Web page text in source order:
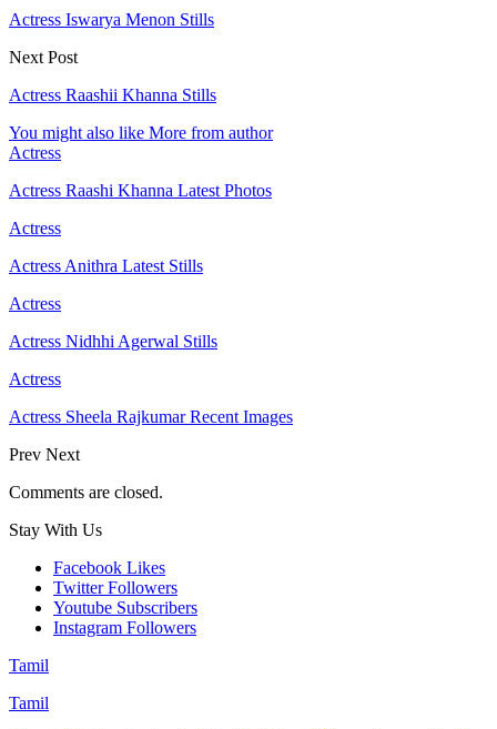
Actress Iswarya Menon Stills
Next Post
Actress Raashii Khanna Stills
You might also like More from author
Actress
Actress Raashi Khanna Latest Photos
Actress
Actress Anithra Latest Stills
Actress
Actress Nidhhi Agerwal Stills
Actress
Actress Sheela Rajkumar Recent Images
Prev Next
Comments are closed.
Stay With Us
Facebook Likes
Twitter Followers
Youtube Subscribers
Instagram Followers
Tamil
Tamil